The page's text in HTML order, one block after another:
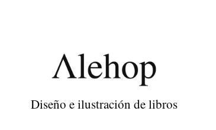
Diseño e ilustración de libros